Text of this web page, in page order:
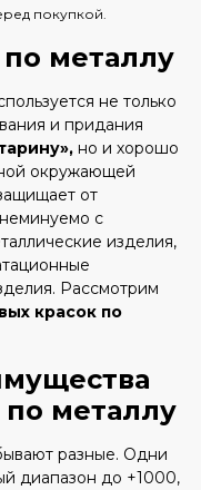
покупкой.
по металлу
не только
и придания
но и хорошо
окружающей
от
с
изделия,
Рассмотрим
красок по
по металлу
разные. Одни
диапазон до +1000,